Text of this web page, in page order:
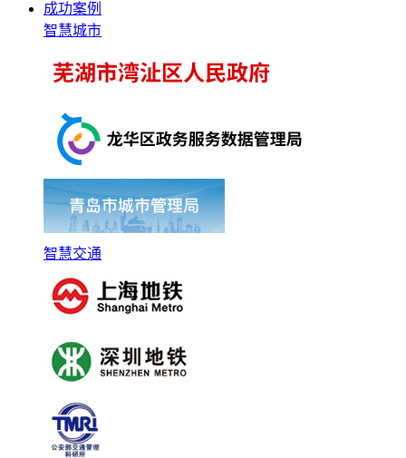
成功案例
智慧城市
智慧交通